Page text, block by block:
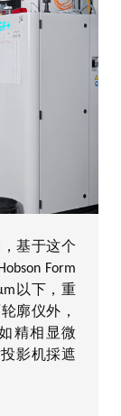
基于这个
Form
以下，重
廓仪外，
精相显微
影机採遮